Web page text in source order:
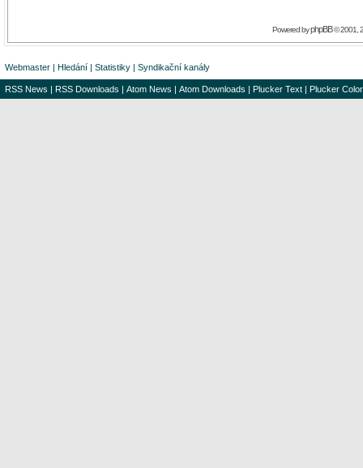
Powered byphpBB© 2001,
Webmaster | Hledání | Statistiky | Syndikační kanály
RSS News | RSS Downloads | Atom News | Atom Downloads | Plucker Text | Plucker Color